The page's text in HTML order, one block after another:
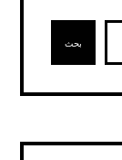
بحث